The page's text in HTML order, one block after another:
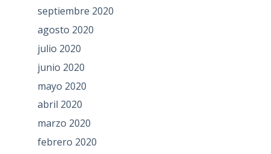
septiembre 2020
agosto 2020
julio 2020
junio 2020
mayo 2020
abril 2020
marzo 2020
febrero 2020